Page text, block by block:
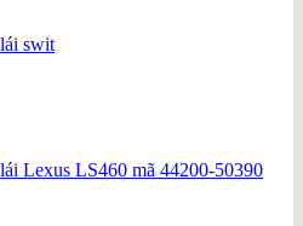
swit
Lexus LS460 mã 44200-50390